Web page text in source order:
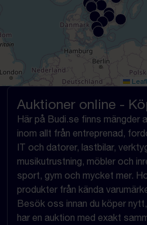
Auktioner online -
Här på Budi.se finns mängder
inom allt från entreprenad,
IT och datorer, lastbilar,
musikutrustning, möbler och
sport, gym och mycket mer.
produkter från kända
Besök oss innan du köper
har en auktion med exakt